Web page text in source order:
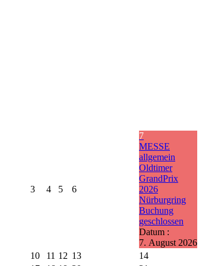
3 4 5 6
7
MESSE
allgemein
Oldtimer
GrandPrix
2026
Nürburgring
Buchung
geschlossen
Datum :
7. August 2026
10
11 12 13 14